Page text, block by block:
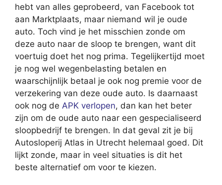
hebt van alles geprobeerd, van Facebook tot
aan Marktplaats, maar niemand wil je oude
auto. Toch vind je het misschien zonde om
deze auto naar de sloop te brengen, want dit
voertuig doet het nog prima. Tegelijkertijd moet
je nog wel wegenbelasting betalen en
waarschijnlijk betaal je ook nog premie voor de
verzekering van deze oude auto. Is daarnaast
ook nog de APK verlopen, dan kan het beter
zijn om de oude auto naar een gespecialiseerd
sloopbedrijf te brengen. In dat geval zit je bij
Autosloperij Atlas in Utrecht helemaal goed. Dit
lijkt zonde, maar in veel situaties is dit het
beste alternatief om voor te kiezen.